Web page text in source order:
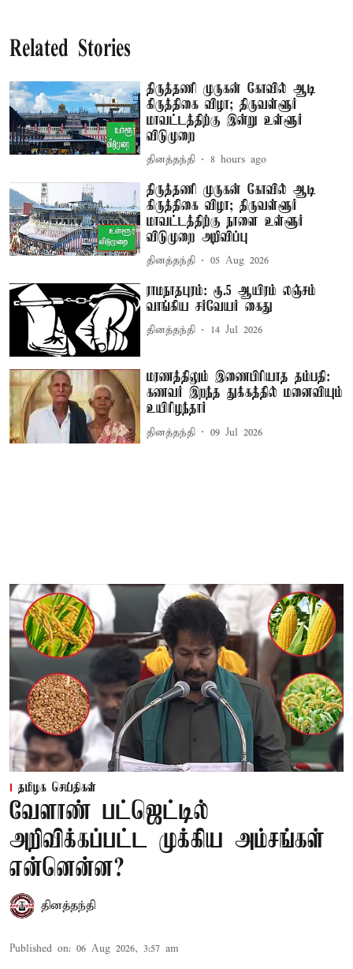
Related Stories
திருத்தணி முருகன் கோவில் ஆடி
கிருத்திகை விழா; திருவள்ளூர்
மாவட்டத்திற்கு இன்று உள்ளூர்
விடுமுறை
தினத்தந்தி 8 hours ago
திருத்தணி முருகன் கோவில் ஆடி
கிருத்திகை விழா; திருவள்ளூர்
மாவட்டத்திற்கு நாளை உள்ளூர்
விடுமுறை அறிவிப்பு
தினத்தந்தி 05 Aug 2026
ராமநாதபுரம்: ரூ.5 ஆயிரம் லஞ்சம்
வாங்கிய சர்வேயர் கைது
தினத்தந்தி 14 Jul 2026
மரணத்திலும் இணைபிரியாத தம்பதி:
கணவர் இறந்த துக்கத்தில் மனைவியும்
உயிரிழந்தார்
தினத்தந்தி 09 Jul 2026
தமிழக செய்திகள்
வேளாண் பட்ஜெட்டில்
அறிவிக்கப்பட்ட முக்கிய அம்சங்கள்
என்னென்ன?
தினத்தந்தி
Published on: 06 Aug 2026, 3:57 am